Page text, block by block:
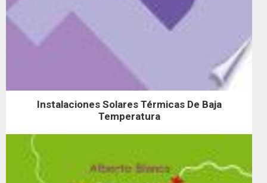
Instalaciones Solares Térmicas De Baja
Temperatura